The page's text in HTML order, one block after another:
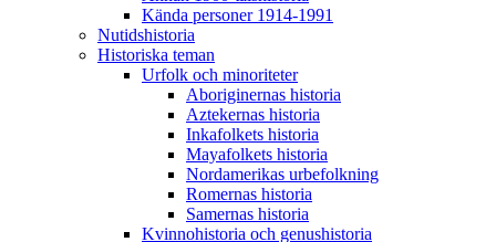
Kända personer 1914-1991
Nutidshistoria
Historiska teman
Urfolk och minoriteter
Aboriginernas historia
Aztekernas historia
Inkafolkets historia
Mayafolkets historia
Nordamerikas urbefolkning
Romernas historia
Samernas historia
Kvinnohistoria och genushistoria